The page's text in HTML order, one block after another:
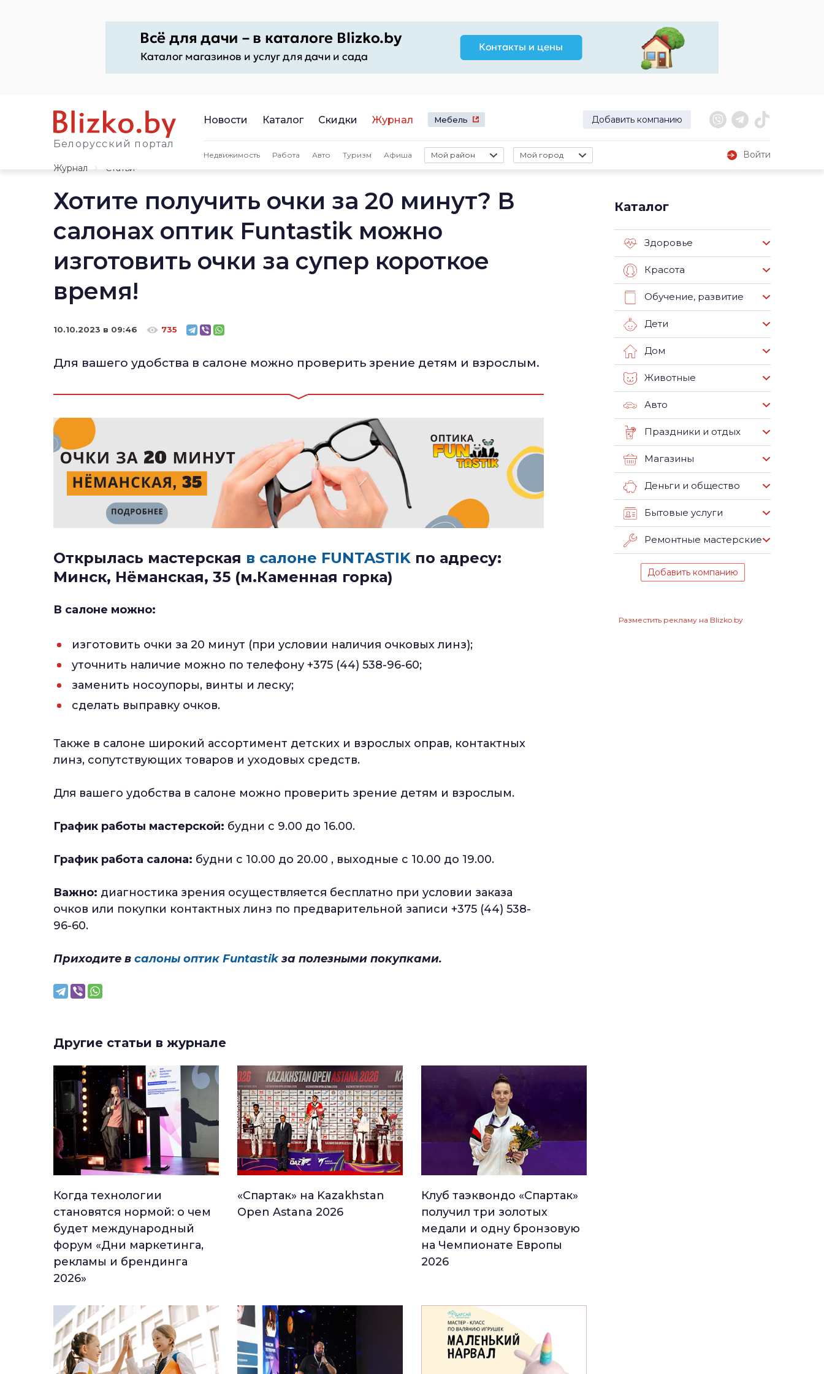
Белорусский портал
Новости Каталог Скидки Журнал Мебель Добавить компанию
Недвижимость Работа Авто Туризм Афиша Мой район Мой город
Войти
Журнал
Статьи
Хотите получить очки за 20 минут? В
салонах оптик Funtastik можно
изготовить очки за супер короткое
время!
10.10.2023 в 09:46 735
Для вашего удобства в салоне можно проверить зрение детям и взрослым.
Открылась мастерская в салоне FUNTASTIK по адресу:
Минск, Нёманская, 35 (м.Каменная горка)
В салоне можно:
изготовить очки за 20 минут (при условии наличия очковых линз);
уточнить наличие можно по телефону +375 (44) 538-96-60;
заменить носоупоры, винты и леску;
сделать выправку очков.
Также в салоне широкий ассортимент детских и взрослых оправ, контактных
линз, сопутствующих товаров и уходовых средств.
Для вашего удобства в салоне можно проверить зрение детям и взрослым.
График работы мастерской: будни с 9.00 до 16.00.
График работа салона: будни с 10.00 до 20.00 , выходные с 10.00 до 19.00.
Важно: диагностика зрения осуществляется бесплатно при условии заказа
очков или покупки контактных линз по предварительной записи +375 (44) 538-
96-60.
Приходите в салоны оптик Funtastikза полезными покупками.
Другие статьи в журнале
Когда технологии
становятся нормой: о чем
будет международный
форум «Дни маркетинга,
рекламы и брендинга
2026»
«Спартак» на Kazakhstan
Open Astana 2026
Клуб таэквондо «Спартак»
получил три золотых
медали и одну бронзовую
на Чемпионате Европы
2026
Каталог
Здоровье
Красота
Обучение, развитие
Дети
Дом
Животные
Авто
Праздники и отдых
Магазины
Деньги и общество
Бытовые услуги
Ремонтные мастерские
Добавить компанию
Разместить рекламу на Blizko.by